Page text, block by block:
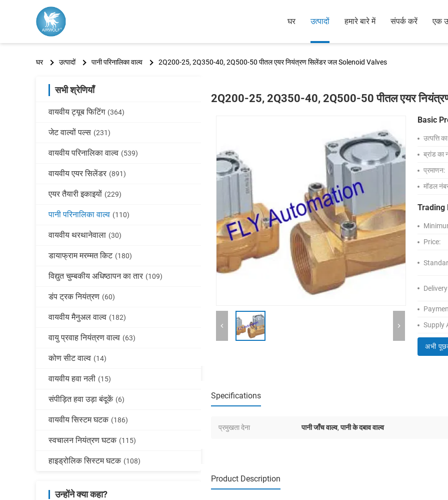
घर उत्पादों हमारे बारे में संपर्क करें एक
घर उत्पादों पानी परिनालिका वाल्व 2Q200-25, 2Q350-40, 2Q500-50 पीतल एयर नियंत्रण सिलेंडर जल Solenoid Valves
सभी श्रेणियाँ
वायवीय ट्यूब फिटिंग (364)
जेट वाल्वों पल्स (231)
वायवीय परिनालिका वाल्व (539)
वायवीय एयर सिलेंडर (891)
एयर तैयारी इकाइयों (229)
पानी परिनालिका वाल्व (110)
वायवीय थरथानेवाला (30)
डायाफ्राम मरम्मत किट (180)
विद्युत चुम्बकीय अधिष्ठापन का तार (109)
डंप ट्रक नियंत्रण (60)
वायवीय मैनुअल वाल्व (182)
वायु प्रवाह नियंत्रण वाल्व (63)
कोण सीट वाल्व (14)
वायवीय हवा नली (15)
संपीड़ित हवा उड़ा बंदूकें (6)
वायवीय सिस्टम घटक (186)
स्वचालन नियंत्रण घटक (115)
हाइड्रोलिक सिस्टम घटक (108)
उन्होंने क्या कहा?
2Q200-25, 2Q350-40, 2Q500-50 पीतल एयर
Basic
उत्पत्ति
ब्रांड का
प्रमाणन:
मॉडल
Trading
Price:
Supply
अभी
Specifications
प्रमुखता देना पानी जाँच वाल्व,पानी के दबाव वाल्व
Product Description